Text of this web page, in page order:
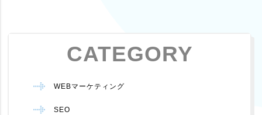
CATEGORY
WEBマーケティング
SEO